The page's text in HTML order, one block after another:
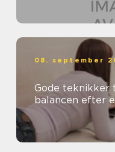
08. september
Gode teknikker
balancen efter